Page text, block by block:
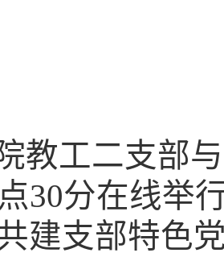
教工二支部
点30分在线举
建支部特色